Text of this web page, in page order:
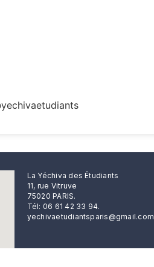
La Yéchiva des Étudiants
11, rue Vitruve
75020 PARIS.
Tél: 06 61 42 33 94.
yechivaetudiantsparis@gmail.com